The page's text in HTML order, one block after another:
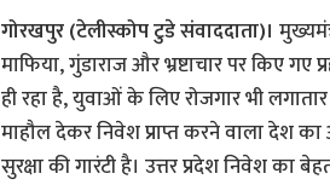
गोरखपुर (टेलीस्कोप टुडे संवाददाता)।
माफिया, गुंडाराज और भ्रष्टाचार पर किए
ही रहा है, युवाओं के लिए रोजगार भी
माहौल देकर निवेश प्राप्त करने वाला देश
सुरक्षा की गारंटी है। उत्तर प्रदेश निवेश का